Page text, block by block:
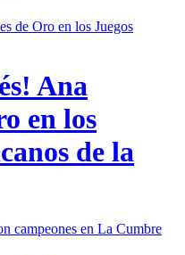
Ana
en los
de la